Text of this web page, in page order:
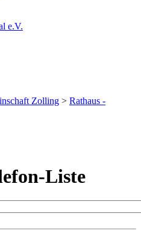
e.V.
Zolling > Rathaus -
Liste